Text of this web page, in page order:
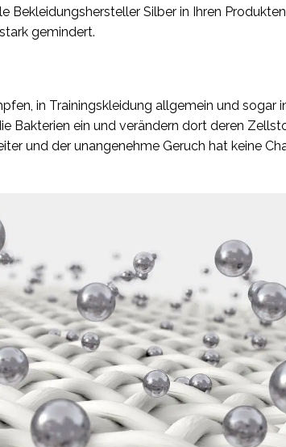
Bekleidungshersteller Silber in Ihren
gemindert.
in Trainingskleidung allgemein und sogar
Bakterien ein und verändern dort deren
und der unangenehme Geruch hat keine